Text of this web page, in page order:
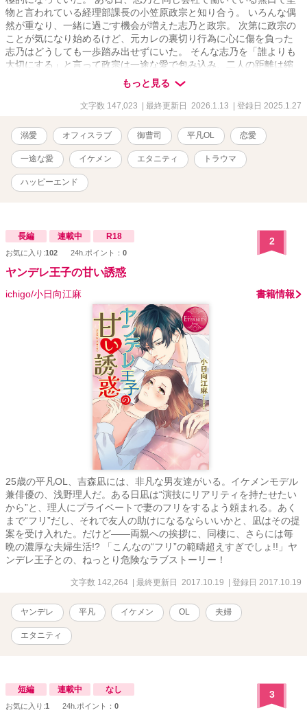
物と言われている経理部課長の小笠原政宗と知り合う。 いろんな偶
然が重なり、一緒に過ごす機会が増えた志乃と政宗。 次第に政宗の
ことが気になり始めるけど、元カレの裏切り行為に心に傷を負った
志乃はどうしても一歩踏み出せずにいた。 そんな志乃を「誰よりも
大切にする」と言って政宗は一途な愛で包み込み、二人の距離は縮
まっていく。 だけど、ひょんなことから政宗がとある会社の御曹司
だと知った志乃。 政宗本人からそのことを聞かされていない志乃は
ショックを受けてーーー。
もっと見る
文字数 147,023 | 最終更新日 2026.1.13 | 登録日 2025.1.27
溺愛 オフィスラブ 御曹司 平凡OL 恋愛
一途な愛 イケメン エタニティ トラウマ
ハッピーエンド
長編 連載中 R18
お気に入り:102 24h.ポイント： 0
2
ヤンデレ王子の甘い誘惑
ichigo/小日向江麻 書籍情報
25歳の平凡OL、吉森凪には、非凡な男友達がいる。イケメンモデル
兼俳優の、浅野理人だ。ある日凪は“演技にリアリティを持たせたい
から”と、理人にプライベートで妻のフリをするよう頼まれる。あく
まで“フリ”だし、それで友人の助けになるならいいかと、凪はその提
案を受け入れた。だけど――両親への挨拶に、同棲に、さらには毎
晩の濃厚な夫婦生活!? 「こんなの“フリ”の範疇超えすぎでしょ!!」ヤ
ンデレ王子との、ねっとり危険なラブストーリー！
文字数 142,264 | 最終更新日 2017.10.19 | 登録日 2017.10.19
ヤンデレ 平凡 イケメン OL 夫婦
エタニティ
短編 連載中 なし
お気に入り:1 24h.ポイント： 0
3